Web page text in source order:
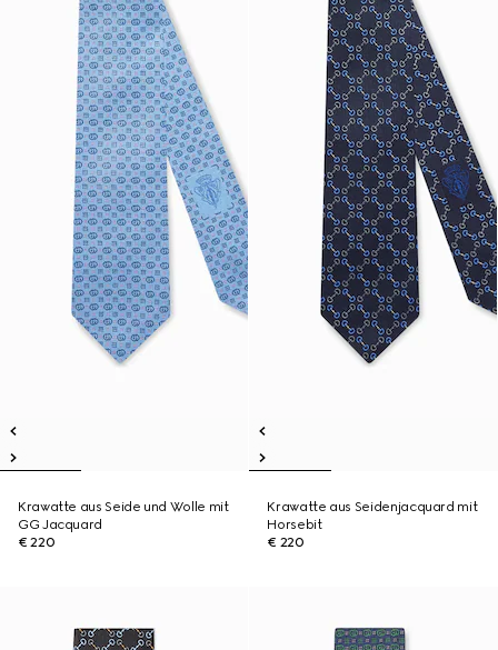
Krawatte aus Seide und Wolle mit
GG Jacquard
€ 220
Krawatte aus Seidenjacquard mit
Horsebit
€ 220